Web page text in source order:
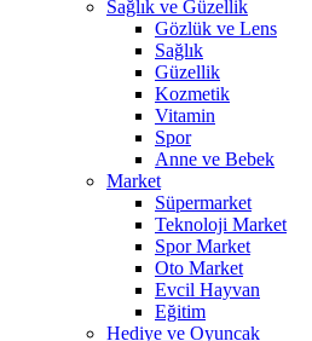
Sağlık ve Güzellik
Gözlük ve Lens
Sağlık
Güzellik
Kozmetik
Vitamin
Spor
Anne ve Bebek
Market
Süpermarket
Teknoloji Market
Spor Market
Oto Market
Evcil Hayvan
Eğitim
Hediye ve Oyuncak